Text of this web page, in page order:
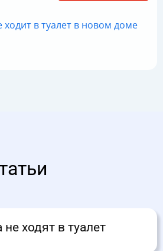
в туалет в новом доме
ходят в туалет